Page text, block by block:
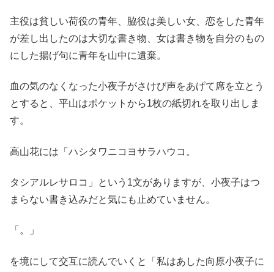
主役は貧しい荷役の青年、脇役は美しい女、恋をした青年
が差し出したのは大切な書き物、女は書き物を自分のもの
にした揚げ句に青年を山中に遺棄。
血の気のなくなった小夜子がさけび声をあげて席を立とう
とすると、平山はポケットから1枚の紙切れを取り出しま
す。
高山花には「ハシタワニコヨサラハウコ。
タシアルレサロコ」という1文がありますが、小夜子はつ
まらない書き込みだと気にも止めていません。
「。」
を境にして交互に読んでいくと「私はあした向原小夜子に